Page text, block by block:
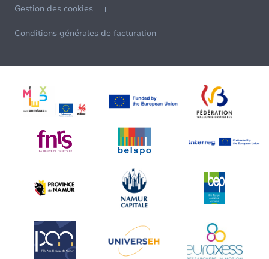
Gestion des cookies
Conditions générales de facturation